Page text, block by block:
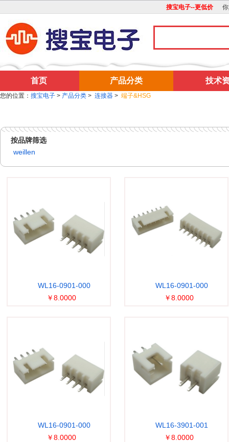
搜宝电子--更低价
首页 产品分类 技术
您的位置： 搜宝电子 > 产品分类 > 连接器 > 端子&HSG
按品牌筛选
weillen
WL16-0901-000
￥8.0000
WL16-0901-000
￥8.0000
WL16-0901-000
￥8.0000
WL16-3901-001
￥8.0000